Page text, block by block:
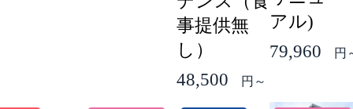
事提供無
し）
48,500
円～
アル)
79,960
円